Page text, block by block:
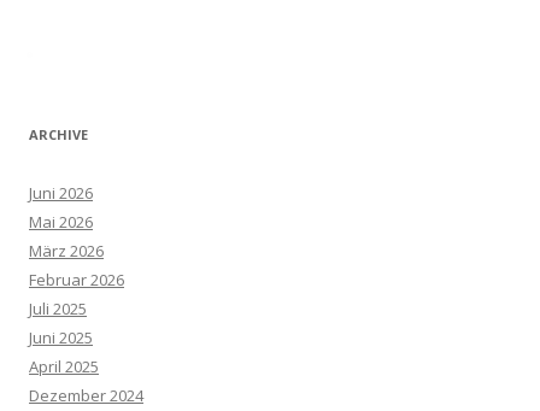
ARCHIVE
Juni 2026
Mai 2026
März 2026
Februar 2026
Juli 2025
Juni 2025
April 2025
Dezember 2024